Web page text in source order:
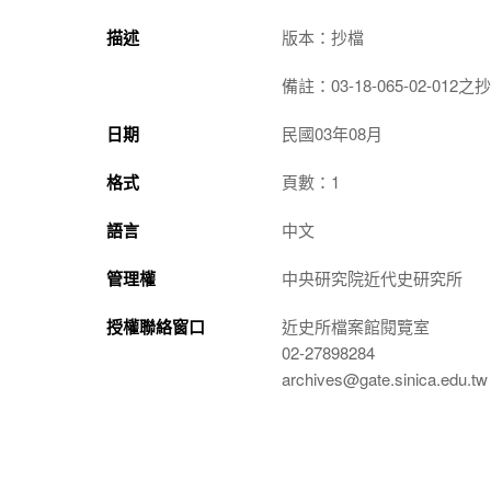
描述 版本：抄檔
備註：03-18-065-02-012之
日期 民國03年08月
格式 頁數：1
語言 中文
管理權 中央研究院近代史研究所
授權聯絡窗口
近史所檔案館閱覽室
02-27898284
archives@gate.sinica.edu.tw